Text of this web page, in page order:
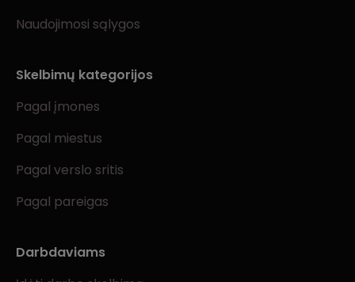
Naudojimosi sąlygos
Skelbimų kategorijos
Pagal įmones
Pagal miestus
Pagal verslo sritis
Pagal pareigas
Darbdaviams